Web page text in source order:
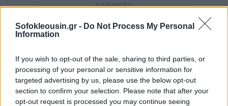
Sofokleousin.gr - Do Not Process My Personal
Information
If you wish to opt-out of the sale, sharing to third parties, or
processing of your personal or sensitive information for
targeted advertising by us, please use the below opt-out
section to confirm your selection. Please note that after your
opt-out request is processed you may continue seeing